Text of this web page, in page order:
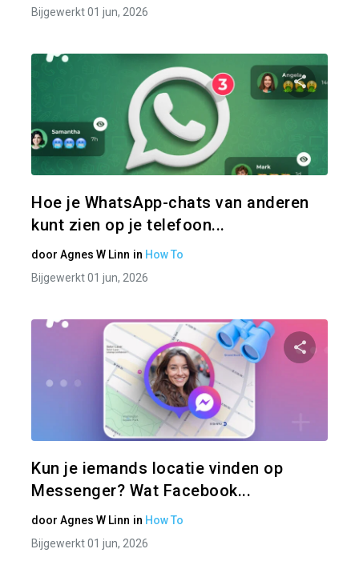
Bijgewerkt 01 jun, 2026
Hoe je WhatsApp-chats van anderen
kunt zien op je telefoon...
door Agnes W Linn in How To
Bijgewerkt 01 jun, 2026
Kun je iemands locatie vinden op
Messenger? Wat Facebook...
door Agnes W Linn in How To
Bijgewerkt 01 jun, 2026